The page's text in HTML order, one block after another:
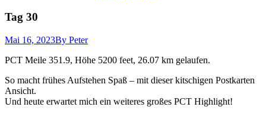
Tag 30
Mai 16, 2023By Peter
PCT Meile 351.9, Höhe 5200 feet, 26.07 km gelaufen.
So macht frühes Aufstehen Spaß – mit dieser kitschigen Postkarten
Ansicht.
Und heute erwartet mich ein weiteres großes PCT Highlight!